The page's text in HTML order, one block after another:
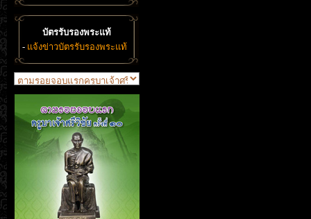
บัตรรับรองพระแท้
- แจ้งข่าวบัตรรับรองพระแท้